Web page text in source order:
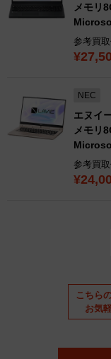
メモリ
参考買
NEC
エヌイ
メモリ
参考買
こちら
お気